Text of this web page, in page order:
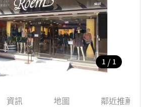
1 / 1
資訊 地圖 鄰近推薦景點